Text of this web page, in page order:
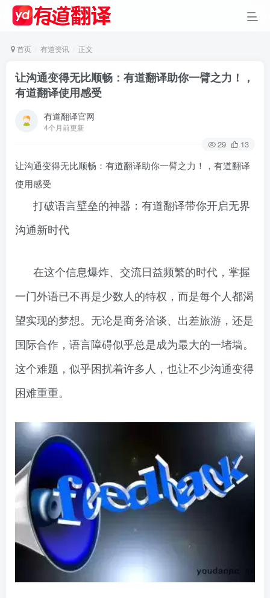
首页 有道资讯 正文
让沟通变得无比顺畅：有道翻译助你一臂之力！，
有道翻译使用感受
有道翻译官网
4个月前更新
29 13
让沟通变得无比顺畅：有道翻译助你一臂之力！，有道翻译
使用感受
打破语言壁垒的神器：有道翻译带你开启无界
沟通新时代
在这个信息爆炸、交流日益频繁的时代，掌握
一门外语已不再是少数人的特权，而是每个人都渴
望实现的梦想。无论是商务洽谈、出差旅游，还是
国际合作，语言障碍似乎总是成为最大的一堵墙。
这个难题，似乎困扰着许多人，也让不少沟通变得
困难重重。